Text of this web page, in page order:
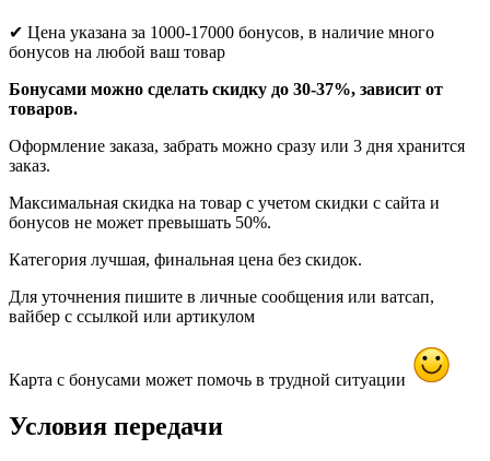
✔ Цена указана за 1000-17000 бонусов, в наличие много
бонусов на любой ваш товар
Бонусами можно сделать скидку до 30-37%, зависит от
товаров.
Оформление заказа, забрать можно сразу или 3 дня хранится
заказ.
Максимальная скидка на товар с учетом скидки с сайта и
бонусов не может превышать 50%.
Категория лучшая, финальная цена без скидок.
Для уточнения пишите в личные сообщения или ватсап,
вайбер с ссылкой или артикулом
Карта с бонусами может помочь в трудной ситуации
Условия передачи